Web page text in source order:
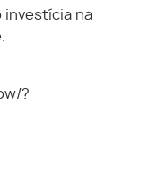
investícia na
?